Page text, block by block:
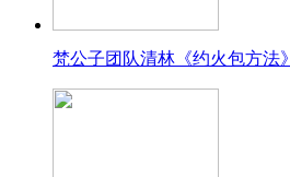
梵公子团队清林《约火包方法》